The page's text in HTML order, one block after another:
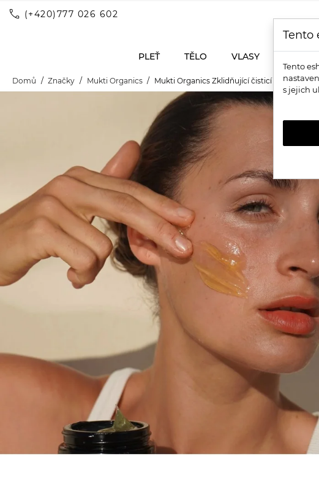
call (+420)777 026 602
PLEŤ TĚLO VLASY
Domů Značky Mukti Organics Mukti Organics Zklidňující čisticí balzám
Tento
Tento
s jejich